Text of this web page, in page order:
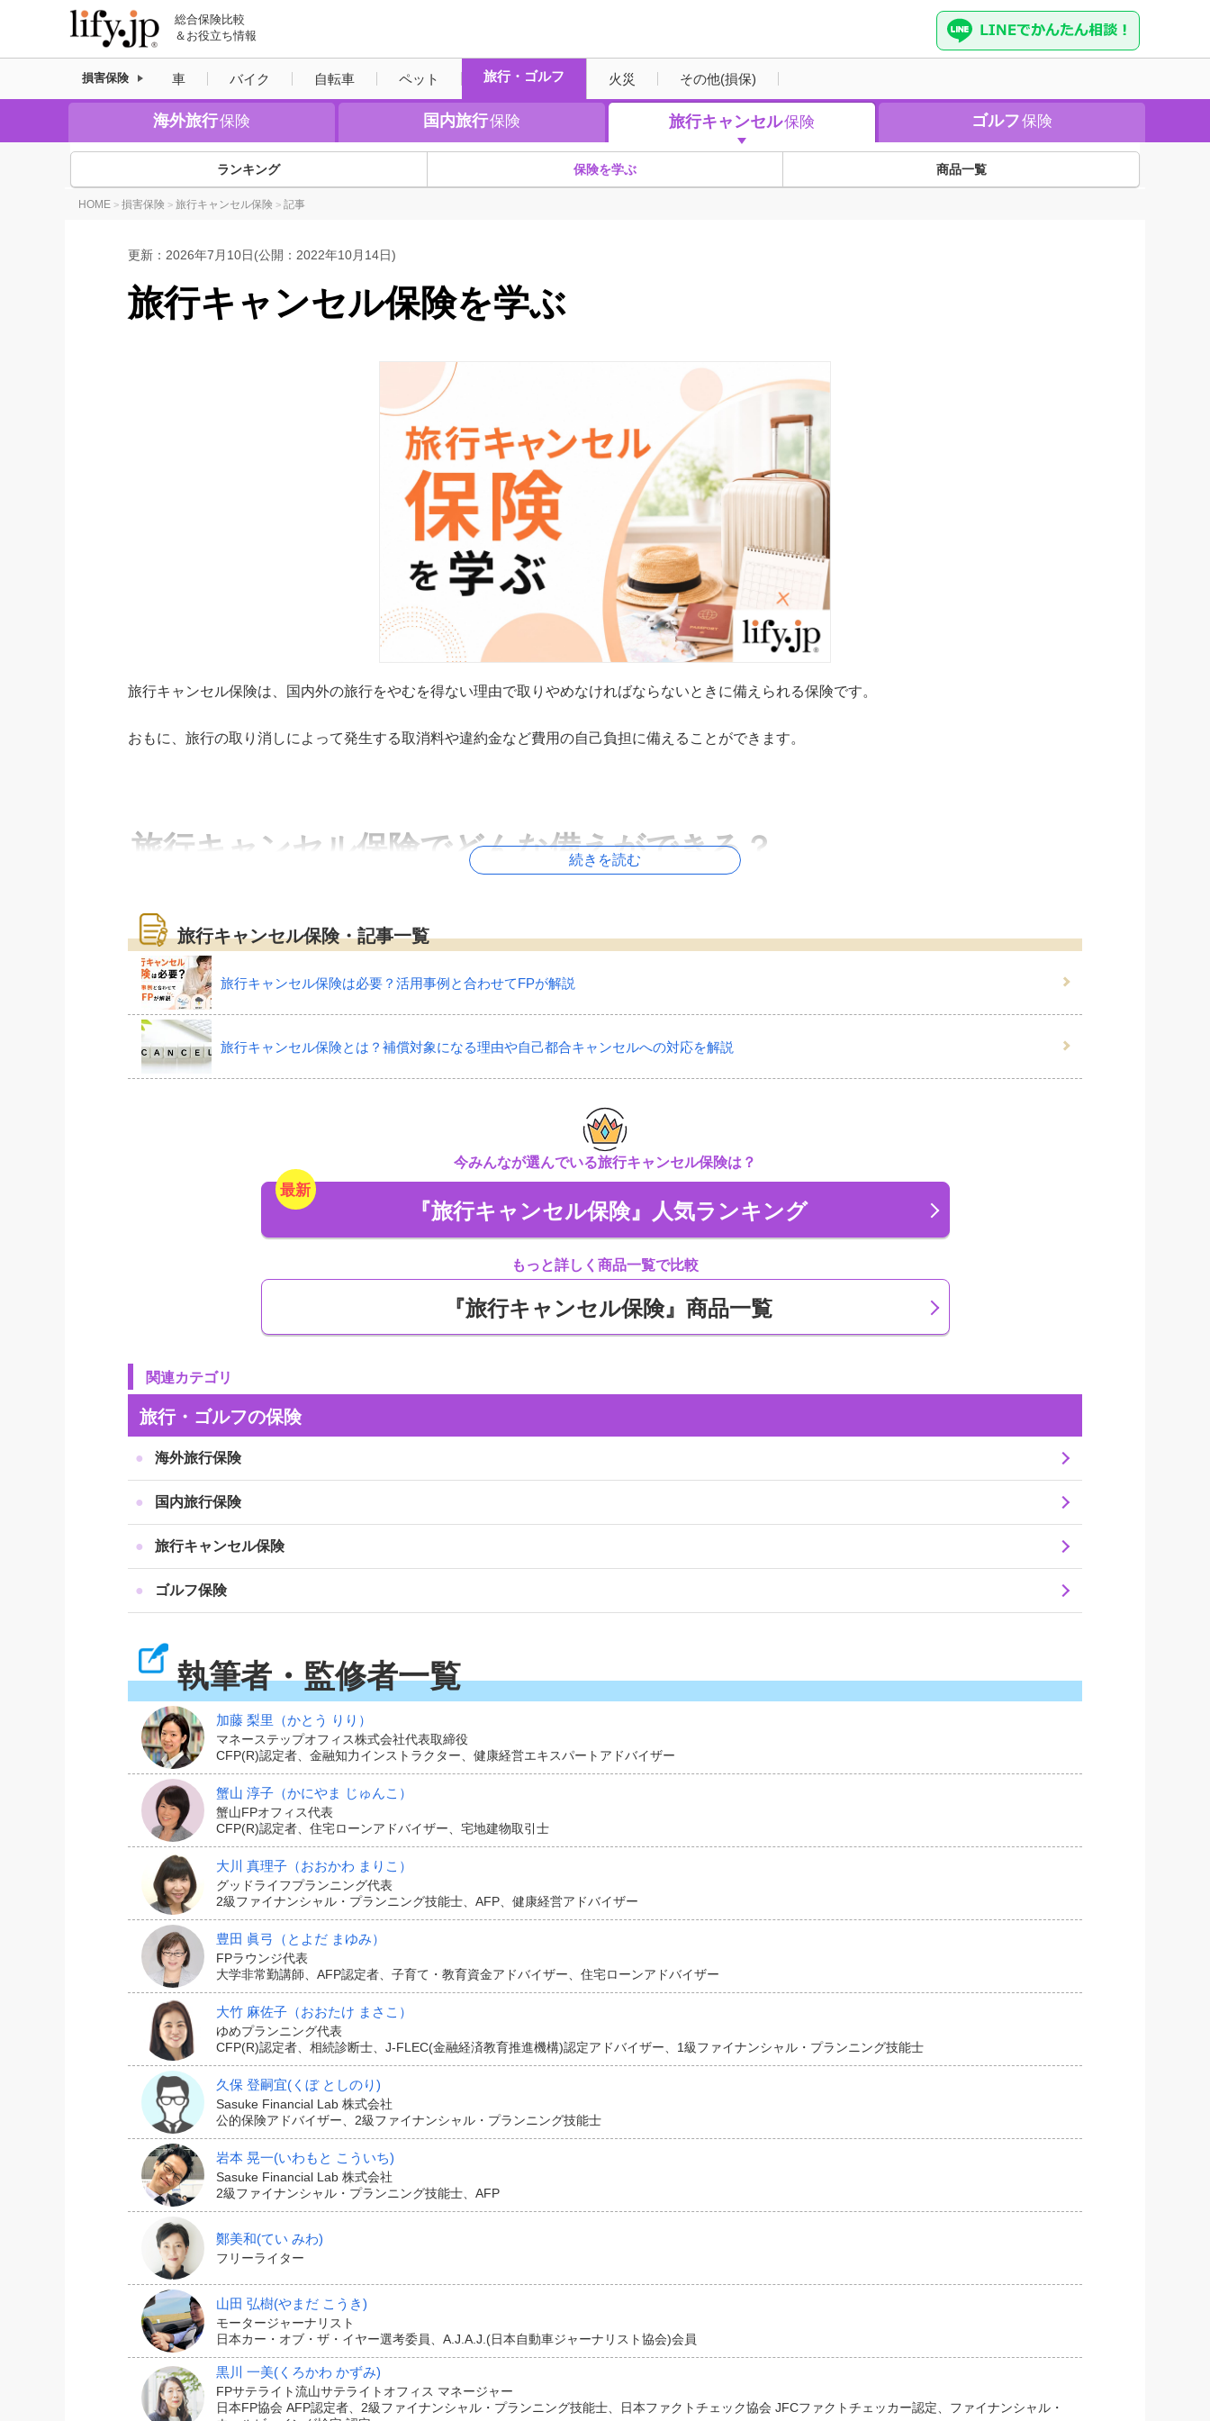
総合保険比較
＆お役立ち情報
損害保険 車 バイク 自転車 ペット 旅行・ゴルフ 火災 その他(損保)
海外旅行保険 国内旅行保険 旅行キャンセル保険 ゴルフ保険
旅行キャンセル保険
ランキング 保険を学ぶ 商品一覧
HOME > 損害保険 > 旅行キャンセル保険 > 記事
更新： 2026年7月10日(公開：2022年10月14日)
旅行キャンセル保険を学ぶ
旅行キャンセル保険は、国内外の旅行をやむを得ない理由で取りやめなければならないときに備えられる保険です。
おもに、旅行の取り消しによって発生する取消料や違約金など費用の自己負担に備えることができます。
旅行キャンセル保険でどんな備えができる？
旅行キャンセル保険は、国内外の旅行に出発する前に、悪天候による交通機関の運休や遅延、本人や家族の死亡や入院といった理由で旅行をキャン
セルしたときに、自己負担したキャンセル料や違約金などが補償される保険です。
国内や海外への旅行に行く際に検討したい保険です。
負担したキャンセル費用の全額（100%）が補償されるもののほか、商品やキャンセル理由などによって、70％、50％など、所定の補償割合に応じ
て保険金額が変わることがあります。
これに対して、旅行キャンセル保険は旅行に出発する前に生じた様々な理由によって旅行に行けなかったときのキャンセル料が対象になるのが特徴
ですから原則として、旅行の出発前までに申し込みをします。
1.病気やケガでの入院などによるキャンセルに備えられる
旅行キャンセル保険のほとんどは、出発前に本人や同行者、親族の死亡や入院・通院があり、旅行に行けなくなってしまったときに負担する取消
料・キャンセル料に備えられます。
近年では新型コロナに関連した理由で旅行に行けなくなるケースも少なくありません。
多くの旅行キャンセル保険では、新型コロナ感染による入院や療養、感染症に関する出入国規制をうけたなど、保険会社所定の理由で旅行を取りや
めたときも対象になります。
台風などの悪天候や運航会社側の理由による欠航や運休、所定時間以上の大幅な遅延などで搭乗をキャンセルしたときには、航空会社や旅行会社な
どを通して航空券代が返金されるケースがあるようですが、キャンセルの状況次第では自己負担でキャンセル料を負担する場合も一部であるようで
す。
このように、航空会社から返金を受けられないときなどに補償される旅行キャンセル保険もあります。
その他 ペットの死亡やイベントの中止、急な出張などによるキャンセルに備えられる
一部の旅行キャンセル保険では、それ以外の理由によるキャンセルにも備えられます。
たとえば、急な出張が入った、犬や猫のペットが死亡した、パスポートの盗難に遭ったなどの理由で旅行をキャンセルしたときにも補償されるもの
があります。
やむを得ない旅行キャンセルに備えて、旅行キャンセル保険で安
心を
旅行には、国内旅行と海外旅行、ツアーや個人手配、また移動手段も飛行機や新幹線、鉄道、船舶などさまざまな楽しみ方があります。
いずれにしても、ご自身やご家族の体調や天候しだいでは予定通りに出発できないリスクに見舞われるおそれがあります。
以下の記事では、旅行キャンセル保険の基本や選び方などについて解説しています。
旅行の行先や旅先でのアクティビティ、同行者の状況などに合わせて、旅行キャンセル保険を活用できるといいですね。
続きを読む
旅行キャンセル保険・記事一覧
旅行キャンセル保険は必要？活用事例と合わせてFPが解説
旅行キャンセル保険とは？補償対象になる理由や自己都合キャンセルへの対応を解説
今みんなが選んでいる旅行キャンセル保険は？
『旅行キャンセル保険』 人気ランキング
もっと詳しく商品一覧で比較
『旅行キャンセル保険』 商品一覧
関連カテゴリ
旅行・ゴルフの保険
海外旅行保険
国内旅行保険
旅行キャンセル保険
ゴルフ保険
執筆者・監修者一覧
加藤 梨里 （かとう りり）
マネーステップオフィス株式会社代表取締役
CFP(R)認定者、金融知力インストラクター、健康経営エキスパートアドバイザー
蟹山 淳子（かにやま じゅんこ）
蟹山FPオフィス代表
CFP(R)認定者、住宅ローンアドバイザー、宅地建物取引士
大川 真理子（おおかわ まりこ）
グッドライフプランニング代表
2級ファイナンシャル・プランニング技能士、AFP、健康経営アドバイザー
豊田 眞弓 （とよだ まゆみ）
FPラウンジ代表
大学非常勤講師、AFP認定者、子育て・教育資金アドバイザー、住宅ローンアドバイザー
大竹 麻佐子（おおたけ まさこ）
ゆめプランニング代表
CFP(R)認定者、相続診断士、J-FLEC(金融経済教育推進機構)認定アドバイザー、1級ファイナンシャル・プランニング技能士
久保 登嗣宜(くぼ としのり)
Sasuke Financial Lab 株式会社
公的保険アドバイザー、2級ファイナンシャル・プランニング技能士
岩本 晃一(いわもと こういち)
Sasuke Financial Lab 株式会社
2級ファイナンシャル・プランニング技能士、AFP
鄭美和(てい みわ)
フリーライター
山田 弘樹(やまだ こうき)
モータージャーナリスト
日本カー・オブ・ザ・イヤー選考委員、A.J.A.J.(日本自動車ジャーナリスト協会)会員
黒川 一美(くろかわ かずみ)
FPサテライト流山サテライトオフィス マネージャー
日本FP協会 AFP認定者、2級ファイナンシャル・プランニング技能士、日本ファクトチェック協会 JFCファクトチェッカー認定、ファイナンシャル・